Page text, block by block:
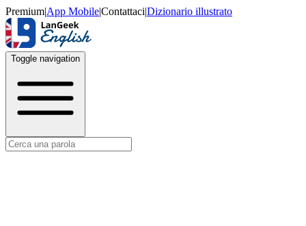
Premium|App Mobile|Contattaci|Dizionario illustrato
Toggle navigation